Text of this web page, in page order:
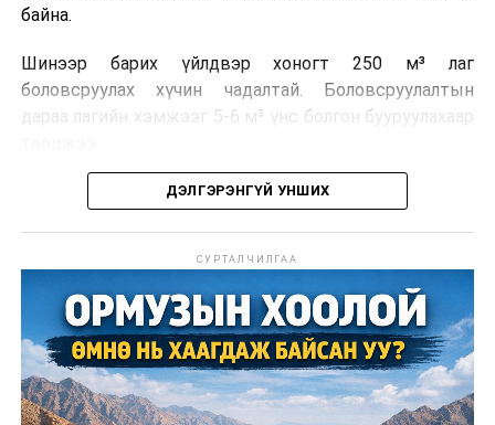
байна.
Шинээр барих үйлдвэр хоногт 250 м³ лаг
боловсруулах хүчин чадалтай. Боловсруулалтын
дараа лагийн хэмжээг 5-6 м³ үнс болгон бууруулахаар
Төслийн техник, эдийн засгийн үндэслэлийг
магадлалын ерөнхий дүгнэлтээр баталгаажуулсан
байна.
Мөн Нийслэлийн иргэдийн Төлөөлөгчдийн Хурлын
2025 оны 25/01 дүгээр тогтоолоор баталсан “Төр,
хувийн хэвшлийн түншлэлээр нийслэлд хэрэгжүүлэх
ДЭЛГЭРЭНГҮЙ УНШИХ
СУРТАЛЧИЛГАА